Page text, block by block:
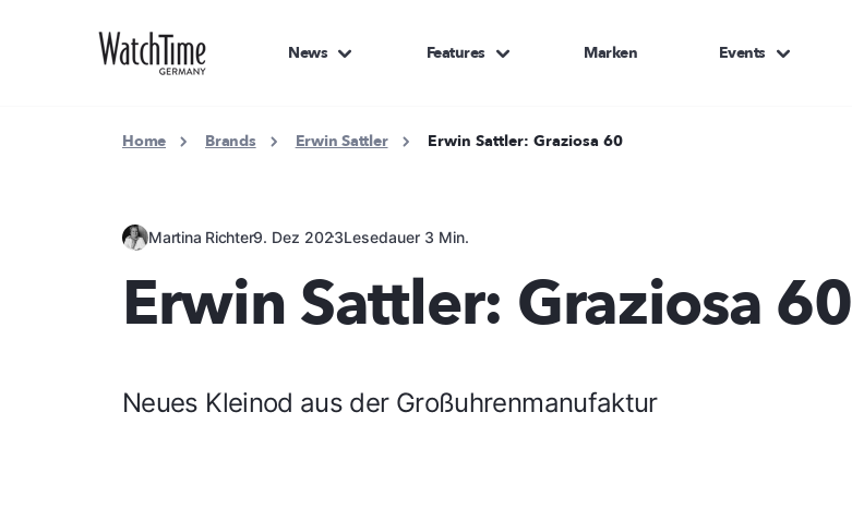
News Features Marken Events
Home Brands Erwin Sattler Erwin Sattler: Graziosa 60
Martina Richter9. Dez 2023Lesedauer 3 Min.
Erwin Sattler: Graziosa 60
Neues Kleinod aus der Großuhrenmanufaktur